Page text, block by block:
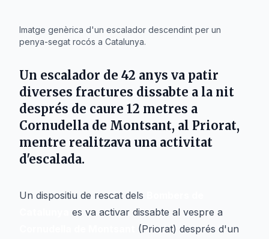
Imatge genèrica d'un escalador descendint per un
penya-segat rocós a Catalunya.
Un escalador de 42 anys va patir
diverses fractures dissabte a la nit
després de caure 12 metres a
Cornudella de Montsant, al Priorat,
mentre realitzava una activitat
d'escalada.
Un dispositiu de rescat dels
es va activar dissabte al vespre a
(Priorat) després d'un